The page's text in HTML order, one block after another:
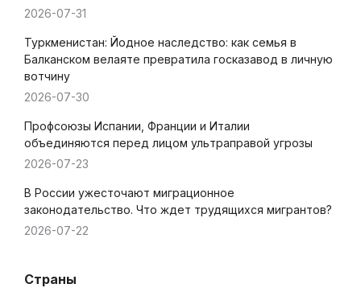
2026-07-31
Туркменистан: Йодное наследство: как семья в
Балканском велаяте превратила госказавод в личную
вотчину
2026-07-30
Профсоюзы Испании, Франции и Италии
объединяются перед лицом ультраправой угрозы
2026-07-23
В России ужесточают миграционное
законодательство. Что ждет трудящихся мигрантов?
2026-07-22
Страны